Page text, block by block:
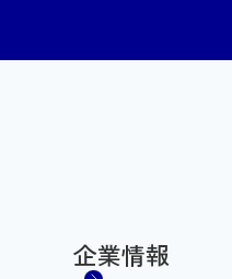
企業情報